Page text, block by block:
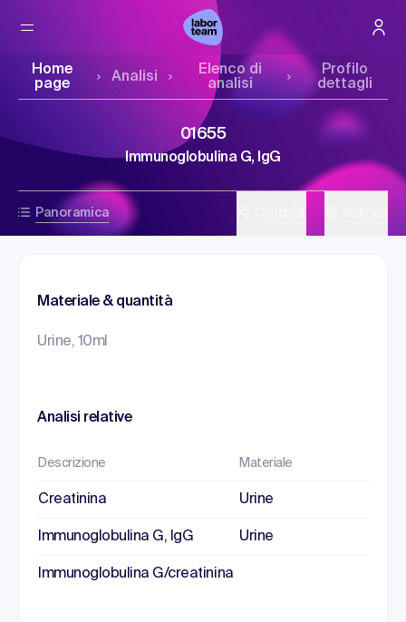
Home
page
Analisi
Elenco di
analisi
Profilo
dettagli
Panoramica
01655
Immunoglobulina G, IgG
Materiale & quantità
Urine, 10ml
Analisi relative
Descrizione Materiale
Creatinina Urine
Immunoglobulina G, IgG Urine
Immunoglobulina G/creatinina